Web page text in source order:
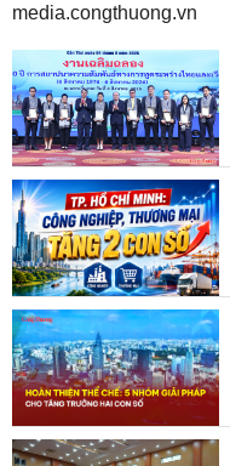
media.congthuong.vn